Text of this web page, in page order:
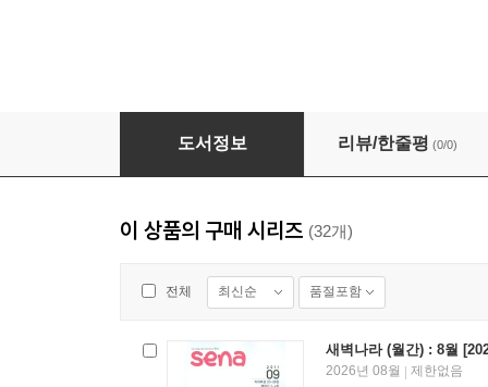
새벽나라 (월간) : 5월 [2026]
도서정보 리뷰/한줄평 (0/0)
이 상품의 구매 시리즈 (32개)
전체 최신순 품절포함
새벽나라 (월간) : 8월
2026년 08월
제한없음